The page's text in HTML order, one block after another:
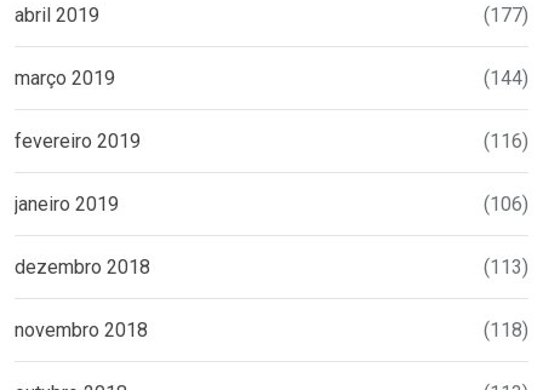
abril 2019 (177)
março 2019 (144)
fevereiro 2019 (116)
janeiro 2019 (106)
dezembro 2018 (113)
novembro 2018 (118)